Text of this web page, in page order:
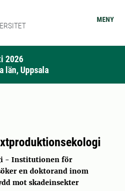
MENY
2026
län, Uppsala
- Institutionen för
en doktorand inom
mot skadeinsekter